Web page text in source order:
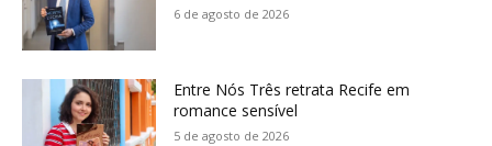
6 de agosto de 2026
Entre Nós Três retrata Recife em
romance sensível
5 de agosto de 2026